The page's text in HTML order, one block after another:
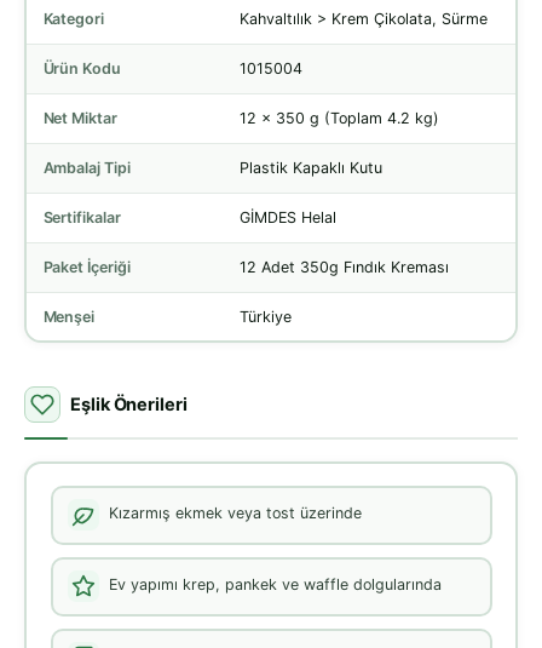
Kategori Kahvaltılık > Krem Çikolata, Sürme
Ürün Kodu 1015004
Net Miktar 12 x 350 g (Toplam 4.2 kg)
Ambalaj Tipi Plastik Kapaklı Kutu
Sertifikalar GİMDES Helal
Paket İçeriği 12 Adet 350g Fındık Kreması
Menşei Türkiye
Eşlik Önerileri
Kızarmış ekmek veya tost üzerinde
Ev yapımı krep, pankek ve waffle dolgularında